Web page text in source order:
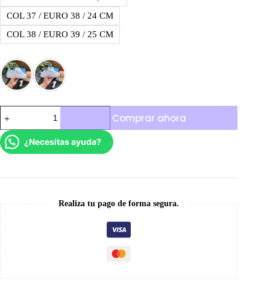
COL 37 / EURO 38 / 24 CM
COL 38 / EURO 39 / 25 CM
Nova
cantidad
Comprar ahora
¿Necesitas ayuda?
Realiza tu pago de forma segura.